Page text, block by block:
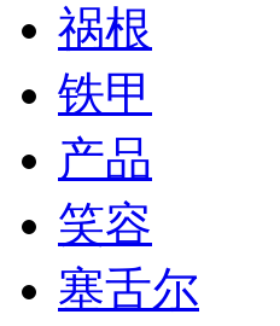
祸根
铁甲
产品
笑容
塞舌尔